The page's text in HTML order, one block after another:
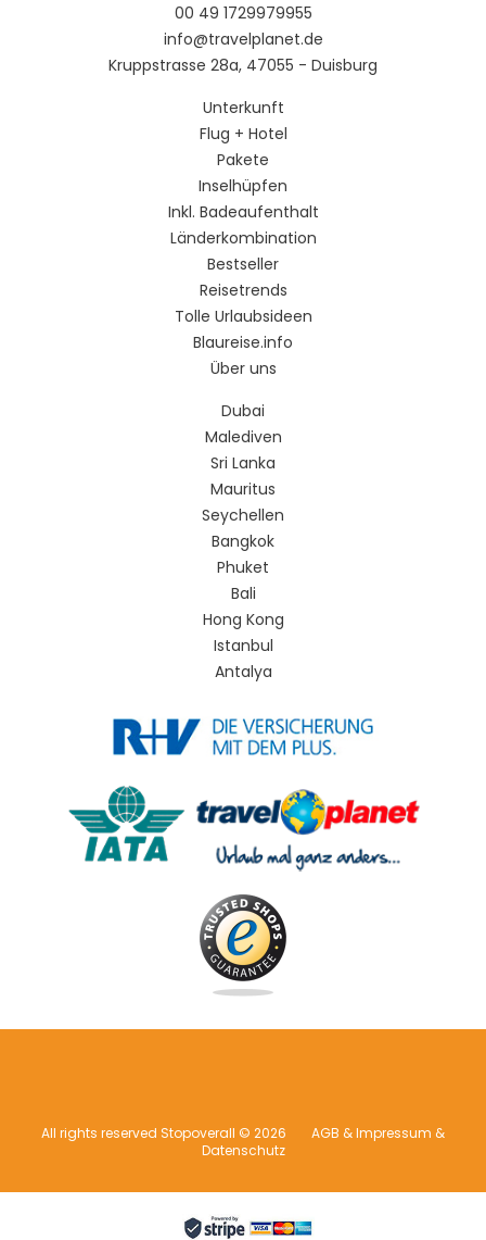
00 49 1729979955
info@travelplanet.de
Kruppstrasse 28a, 47055 - Duisburg
Unterkunft
Flug + Hotel
Pakete
Inselhüpfen
Inkl. Badeaufenthalt
Länderkombination
Bestseller
Reisetrends
Tolle Urlaubsideen
Blaureise.info
Über uns
Dubai
Malediven
Sri Lanka
Mauritus
Seychellen
Bangkok
Phuket
Bali
Hong Kong
Istanbul
Antalya
All rights reserved Stopoverall © 2026
AGB & Impressum &
Datenschutz